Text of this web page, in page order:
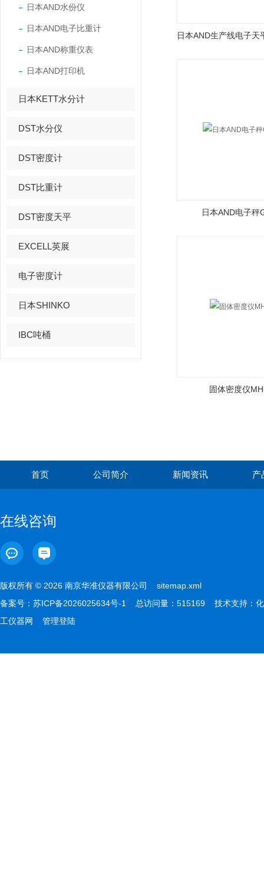
日本AND水份仪
日本AND电子比重计
日本AND称重仪表
日本AND打印机
日本KETT水分计
DST水分仪
DST密度计
DST比重计
DST密度天平
EXCELL英展
电子密度计
日本SHINKO
IBC吨桶
日本AND电子秤
固体密度仪
首页 公司简介 新闻资讯 产
在线咨询
版权所有 © 2026 南京华准仪器有限公司 sitemap.xml
备案号： 苏ICP备2026025634号-1 总访问量：515169 技术支持： 化
工仪器网
管理登陆